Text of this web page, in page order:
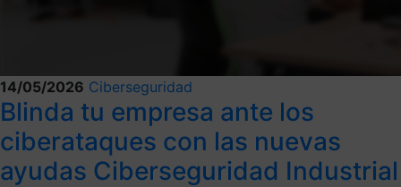
14/05/2026 Ciberseguridad
Blinda tu empresa ante los
ciberataques con las nuevas
ayudas Ciberseguridad Industrial